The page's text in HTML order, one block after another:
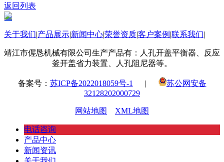
返回列表
关于我们|产品展示|新闻中心|荣誉资质|客户案例 |联系我们|
靖江市偓恳机械有限公司生产产品有：人孔开盖平衡器、反应
釜开盖省力装置、人孔阻尼器等。
备案号： 苏ICP备2022018059号-1 |
苏公网安备
32128202000729
网站地图 XML地图
电话咨询
产品中心
新闻资讯